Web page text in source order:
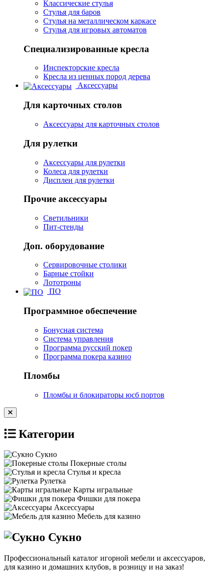
Классические стулья
Стулья для баров
Стулья на металлическом каркасе
Стулья для игровых автоматов
Специализированные кресла
Инспекторские кресла
Кресла из ценных пород дерева
Аксессуары
Для карточных столов
Аксессуары для карточных столов
Для рулетки
Аксессуары для рулетки
Колеса для рулетки
Дисплеи для рулетки
Прочие аксессуары
Светильники
Пит-стенды
Доп. оборудование
Сервировочные столики
Барные стойки
Лототроны
ПО
Программное обеспечение
Бонусная система
Система управления
Программа русский покер
Программа покера казино
Пломбы
Пломбы и блокираторы юсб портов
Категории
Сукно
Покерные столы
Стулья и кресла
Рулетка
Карты игральные
Фишки для покера
Аксессуары
Мебель для казино
Сукно
Профессиональный каталог игорной мебели и аксессуаров,
для казино и домашних клубов, в розницу и на заказ!